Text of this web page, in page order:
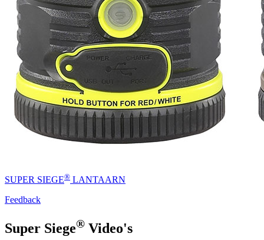
SUPER SIEGE® LANTAARN
Feedback
Super Siege® Video's